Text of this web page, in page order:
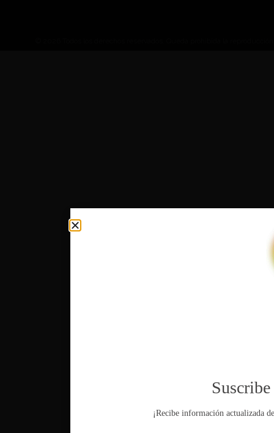
¡Recibe información actualizada
¡Recibe información actualizada